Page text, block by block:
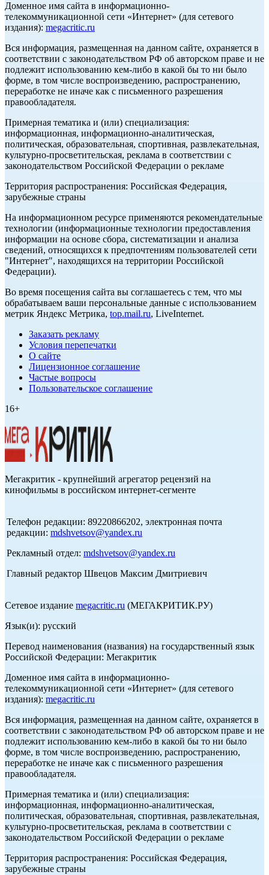
Доменное имя сайта в информационно-
телекоммуникационной сети «Интернет» (для сетевого
издания): megacritic.ru
Вся информация, размещенная на данном сайте, охраняется в
соответствии с законодательством РФ об авторском праве и не
подлежит использованию кем-либо в какой бы то ни было
форме, в том числе воспроизведению, распространению,
переработке не иначе как с письменного разрешения
правообладателя.
Примерная тематика и (или) специализация:
информационная, информационно-аналитическая,
политическая, образовательная, спортивная, развлекательная,
культурно-просветительская, реклама в соответствии с
законодательством Российской Федерации о рекламе
Территория распространения: Российская Федерация,
зарубежные страны
На информационном ресурсе применяются рекомендательные
технологии (информационные технологии предоставления
информации на основе сбора, систематизации и анализа
сведений, относящихся к предпочтениям пользователей сети
"Интернет", находящихся на территории Российской
Федерации).
Во время посещения сайта вы соглашаетесь с тем, что мы
обрабатываем ваши персональные данные с использованием
метрик Яндекс Метрика, top.mail.ru, LiveInternet.
Заказать рекламу
Условия перепечатки
О сайте
Лицензионное соглашение
Частые вопросы
Пользовательское соглашение
16+
Мегакритик - крупнейший агрегатор рецензий на
кинофильмы в российском интернет-сегменте
Телефон редакции: 89220866202, электронная почта
редакции: mdshvetsov@yandex.ru
Рекламный отдел: mdshvetsov@yandex.ru
Главный редактор Швецов Максим Дмитриевич
Сетевое издание megacritic.ru (МЕГАКРИТИК.РУ)
Язык(и): русский
Перевод наименования (названия) на государственный язык
Российской Федерации: Мегакритик
Доменное имя сайта в информационно-
телекоммуникационной сети «Интернет» (для сетевого
издания): megacritic.ru
Вся информация, размещенная на данном сайте, охраняется в
соответствии с законодательством РФ об авторском праве и не
подлежит использованию кем-либо в какой бы то ни было
форме, в том числе воспроизведению, распространению,
переработке не иначе как с письменного разрешения
правообладателя.
Примерная тематика и (или) специализация:
информационная, информационно-аналитическая,
политическая, образовательная, спортивная, развлекательная,
культурно-просветительская, реклама в соответствии с
законодательством Российской Федерации о рекламе
Территория распространения: Российская Федерация,
зарубежные страны